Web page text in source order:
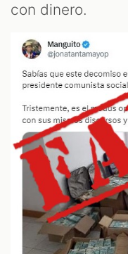
con dinero.